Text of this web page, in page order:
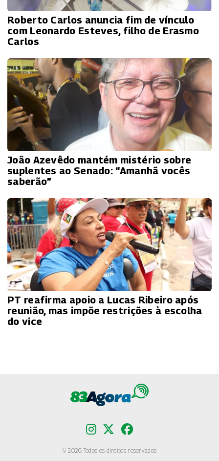
Roberto Carlos anuncia fim de vínculo
com Leonardo Esteves, filho de Erasmo
Carlos
João Azevêdo mantém mistério sobre
suplentes ao Senado: “Amanhã vocês
saberão”
PT reafirma apoio a Lucas Ribeiro após
reunião, mas impõe restrições à escolha
do vice
© 2026 Todos os direitos reservados